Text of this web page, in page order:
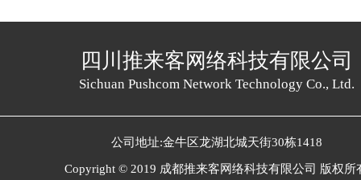
四川推来客网络科技有限公司
Sichuan Pushcom Network Technology Co., Ltd.
公司地址:金牛区龙湖北城天街30栋1418
Copyright © 2019 成都推来客网络科技有限公司 版权所